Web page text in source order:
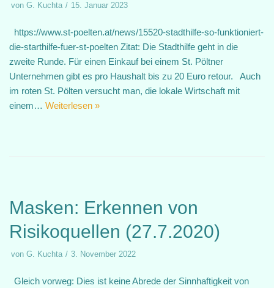
von G. Kuchta 15. Januar 2023
https://www.st-poelten.at/news/15520-stadthilfe-so-funktioniert-
die-starthilfe-fuer-st-poelten Zitat: Die Stadthilfe geht in die
zweite Runde. Für einen Einkauf bei einem St. Pöltner
Unternehmen gibt es pro Haushalt bis zu 20 Euro retour. Auch
im roten St. Pölten versucht man, die lokale Wirtschaft mit
einem… Weiterlesen »
Masken: Erkennen von
Risikoquellen (27.7.2020)
von G. Kuchta 3. November 2022
Gleich vorweg: Dies ist keine Abrede der Sinnhaftigkeit von